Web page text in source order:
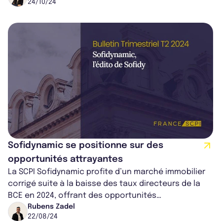
24/10/24
Sofidynamic se positionne sur des
opportunités attrayantes
La SCPI Sofidynamic profite d’un marché immobilier
corrigé suite à la baisse des taux directeurs de la
BCE en 2024, offrant des opportunités
d’investissement à fort potentiel. Avec...
Rubens Zadel
22/08/24